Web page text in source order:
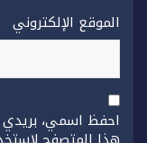
الموقع الإلكتروني
احفظ اسمي، بريدي